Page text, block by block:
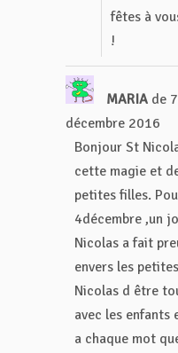
fêtes à
!
MARIA de
décembre 2016
Bonjour St
cette magie et
petites filles.
4décembre ,un
Nicolas a fait
envers les
Nicolas d être
avec les
a chaque mot